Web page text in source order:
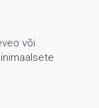
või